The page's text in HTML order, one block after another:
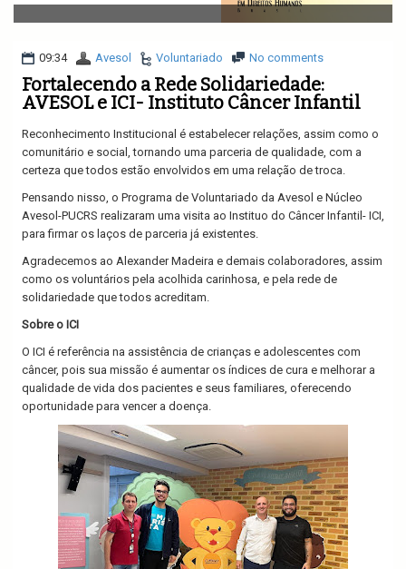
v
i
a
i
o
09:34 Avesol Voluntariado No comments
Fortalecendo a Rede Solidariedade:
AVESOL e ICI- Instituto Câncer Infantil
Reconhecimento Institucional é estabelecer relações, assim como o
comunitário e social, tornando uma parceria de qualidade, com a
certeza que todos estão envolvidos em uma relação de troca.
Pensando nisso, o Programa de Voluntariado da Avesol e Núcleo
Avesol-PUCRS realizaram uma visita ao Instituo do Câncer Infantil- ICI,
para firmar os laços de parceria já existentes.
Agradecemos ao Alexander Madeira e demais colaboradores, assim
como os voluntários pela acolhida carinhosa, e pela rede de
solidariedade que todos acreditam.
Sobre o ICI
O ICI é referência na assistência de crianças e adolescentes com
câncer, pois sua missão é aumentar os índices de cura e melhorar a
qualidade de vida dos pacientes e seus familiares, oferecendo
oportunidade para vencer a doença.